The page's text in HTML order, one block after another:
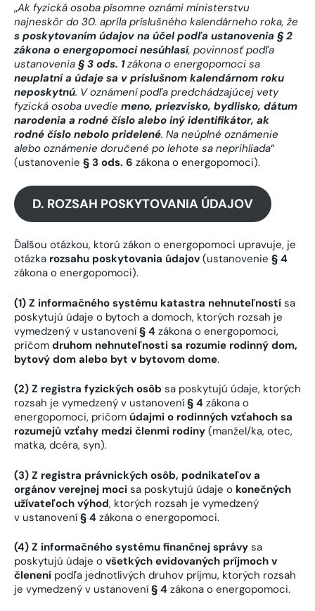
„Ak fyzická osoba písomne oznámi ministerstvu
najneskôr do 30. apríla príslušného kalendárneho roka, že
s poskytovaním údajov na účel podľa ustanovenia § 2
zákona o energopomoci nesúhlasí, povinnosť podľa
ustanovenia § 3 ods. 1 zákona o energopomoci sa
neuplatní a údaje sa v príslušnom kalendárnom roku
neposkytnú. V oznámení podľa predchádzajúcej vety
fyzická osoba uvedie meno, priezvisko, bydlisko, dátum
narodenia a rodné číslo alebo iný identifikátor, ak
rodné číslo nebolo pridelené. Na neúplné oznámenie
alebo oznámenie doručené po lehote sa neprihliada“
(ustanovenie § 3 ods. 6 zákona o energopomoci).
D. ROZSAH POSKYTOVANIA ÚDAJOV
Ďalšou otázkou, ktorú zákon o energopomoci upravuje, je
otázka rozsahu poskytovania údajov (ustanovenie § 4
zákona o energopomoci).
(1) Z informačného systému katastra nehnuteľností sa
poskytujú údaje o bytoch a domoch, ktorých rozsah je
vymedzený v ustanovení§ 4 zákona o energopomoci,
pričom druhom nehnuteľnosti sa rozumie rodinný dom,
bytový dom alebo byt v bytovom dome.
(2) Z registra fyzických osôb sa poskytujú údaje, ktorých
rozsah je vymedzený v ustanovení§ 4 zákona o
energopomoci, pričom údajmi o rodinných vzťahoch sa
rozumejú vzťahy medzi členmi rodiny (manžel/ka, otec,
matka, dcéra, syn).
(3) Z registra právnických osôb, podnikateľov a
orgánov verejnej moci sa poskytujú údaje o konečných
užívateľoch výhod, ktorých rozsah je vymedzený
v ustanovení§ 4 zákona o energopomoci.
(4) Z informačného systému finančnej správy sa
poskytujú údaje o všetkých evidovaných príjmoch v
členení podľa jednotlivých druhov príjmu, ktorých rozsah
je vymedzený v ustanovení§ 4 zákona o energopomoci.